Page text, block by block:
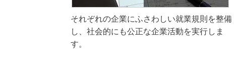
それぞれの企業にふさわしい就業規則を整備
し、社会的にも公正な企業活動を実行しま
す。